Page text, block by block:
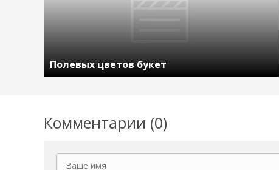
Полевых цветов букет
Комментарии (0)